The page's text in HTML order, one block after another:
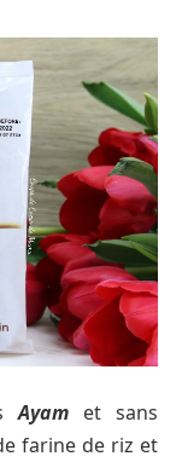
Ayamet sans
farine de riz et